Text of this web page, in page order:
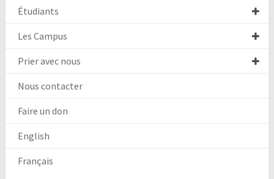
Étudiants
Les Campus
Prier avec nous
Nous contacter
Faire un don
English
Français